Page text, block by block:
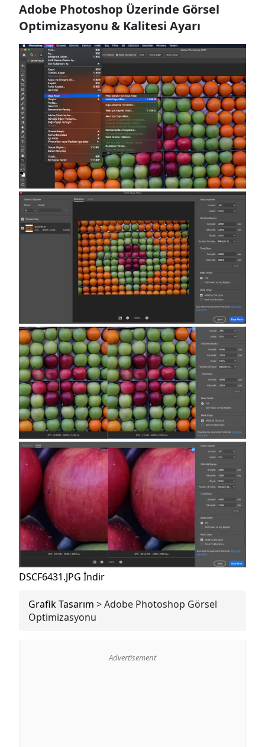
Adobe Photoshop Üzerinde Görsel
Optimizasyonu & Kalitesi Ayarı
DSCF6431.JPG İndir
Grafik Tasarım >Adobe Photoshop Görsel
Optimizasyonu
Advertisement